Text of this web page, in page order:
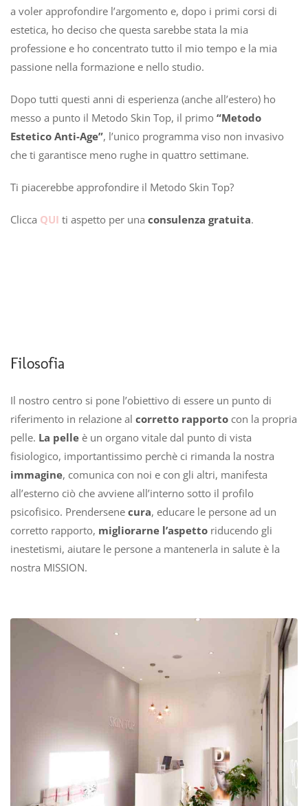
a voler approfondire l’argomento e, dopo i primi corsi di
estetica, ho deciso che questa sarebbe stata la mia
professione e ho concentrato tutto il mio tempo e la mia
passione nella formazione e nello studio.
Dopo tutti questi anni di esperienza (anche all’estero) ho
messo a punto il Metodo Skin Top, il primo “Metodo
Estetico Anti-Age”, l’unico programma viso non invasivo
che ti garantisce meno rughe in quattro settimane.
Ti piacerebbe approfondire il Metodo Skin Top?
Clicca QUI ti aspetto per una consulenza gratuita.
Filosofia
Il nostro centro si pone l’obiettivo di essere un punto di
riferimento in relazione al corretto rapporto con la propria
pelle. La pelle è un organo vitale dal punto di vista
fisiologico, importantissimo perchè ci rimanda la nostra
immagine, comunica con noi e con gli altri, manifesta
all’esterno ciò che avviene all’interno sotto il profilo
psicofisico. Prendersene cura, educare le persone ad un
corretto rapporto, migliorarne l’aspetto riducendo gli
inestetismi, aiutare le persone a mantenerla in salute è la
nostra MISSION.